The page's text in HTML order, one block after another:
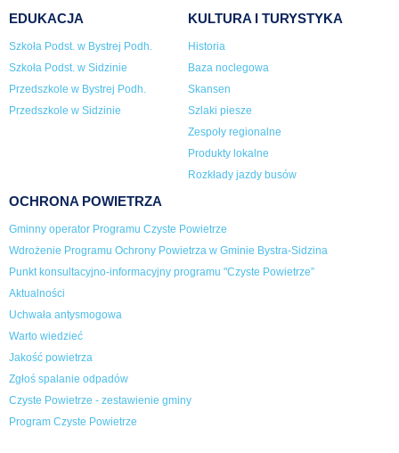
EDUKACJA
Szkoła Podst. w Bystrej Podh.
Szkoła Podst. w Sidzinie
Przedszkole w Bystrej Podh.
Przedszkole w Sidzinie
KULTURA I TURYSTYKA
Historia
Baza noclegowa
Skansen
Szlaki piesze
Zespoły regionalne
Produkty lokalne
Rozkłady jazdy busów
OCHRONA POWIETRZA
Gminny operator Programu Czyste Powietrze
Wdrożenie Programu Ochrony Powietrza w Gminie Bystra-Sidzina
Punkt konsultacyjno-informacyjny programu "Czyste Powietrze”
Aktualności
Uchwała antysmogowa
Warto wiedzieć
Jakość powietrza
Zgłoś spalanie odpadów
Czyste Powietrze - zestawienie gminy
Program Czyste Powietrze